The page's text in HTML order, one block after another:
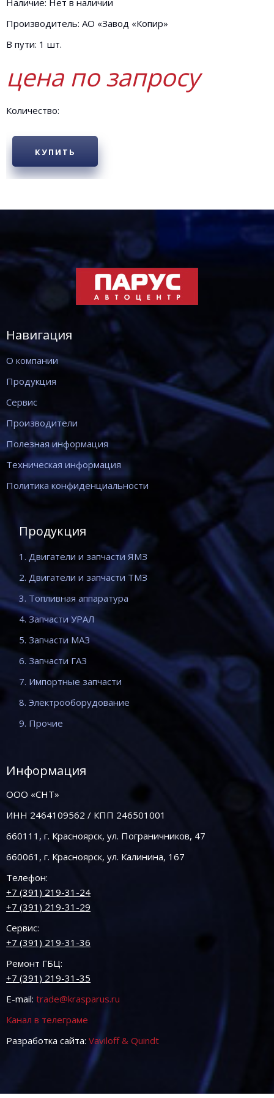
Наличие: Нет в наличии
Производитель: АО «Завод «Копир»
В пути: 1 шт.
цена по запросу
Количество:
КУПИТЬ
Навигация
О компании
Продукция
Сервис
Производители
Полезная информация
Техническая информация
Политика конфиденциальности
Продукция
1. Двигатели и запчасти ЯМЗ
2. Двигатели и запчасти ТМЗ
3. Топливная аппаратура
4. Запчасти УРАЛ
5. Запчасти МАЗ
6. Запчасти ГАЗ
7. Импортные запчасти
8. Электрооборудование
9. Прочие
Информация
ООО «СНТ»
ИНН 2464109562 / КПП 246501001
660111, г. Красноярск, ул. Пограничников, 47
660061, г. Красноярск, ул. Калинина, 167
Телефон:
+7 (391) 219-31-24
+7 (391) 219-31-29
Сервис:
+7 (391) 219-31-36
Ремонт ГБЦ:
+7 (391) 219-31-35
E-mail: trade@krasparus.ru
Канал в телеграме
Разработка сайта: Vaviloff & Quindt